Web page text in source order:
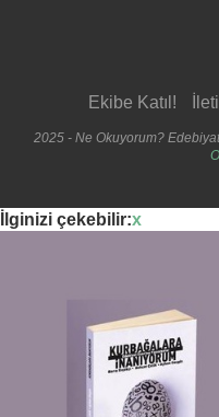
Ekibe Katıl!
2025 - Ne Okuyorum? Edebiyat
İlginizi çekebilir:x